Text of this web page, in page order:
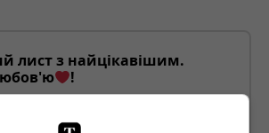
лист з найцікавішим.
!